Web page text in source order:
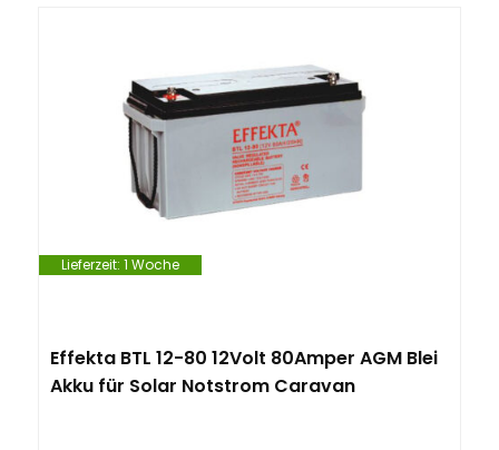
Lieferzeit: 1 Woche
Effekta BTL 12-80 12Volt 80Amper AGM Blei
Akku für Solar Notstrom Caravan